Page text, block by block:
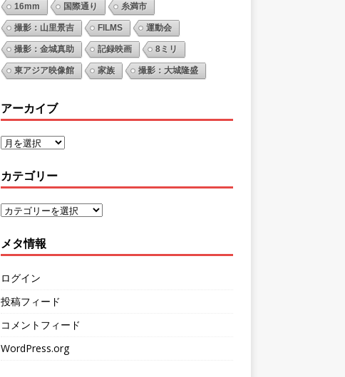
16mm 国際通り 糸満市
撮影：山里景吉 FILMS 運動会
撮影：金城真助 記録映画 8ミリ
東アジア映像館 家族 撮影：大城隆盛
アーカイブ
カテゴリー
メタ情報
ログイン
投稿フィード
コメントフィード
WordPress.org